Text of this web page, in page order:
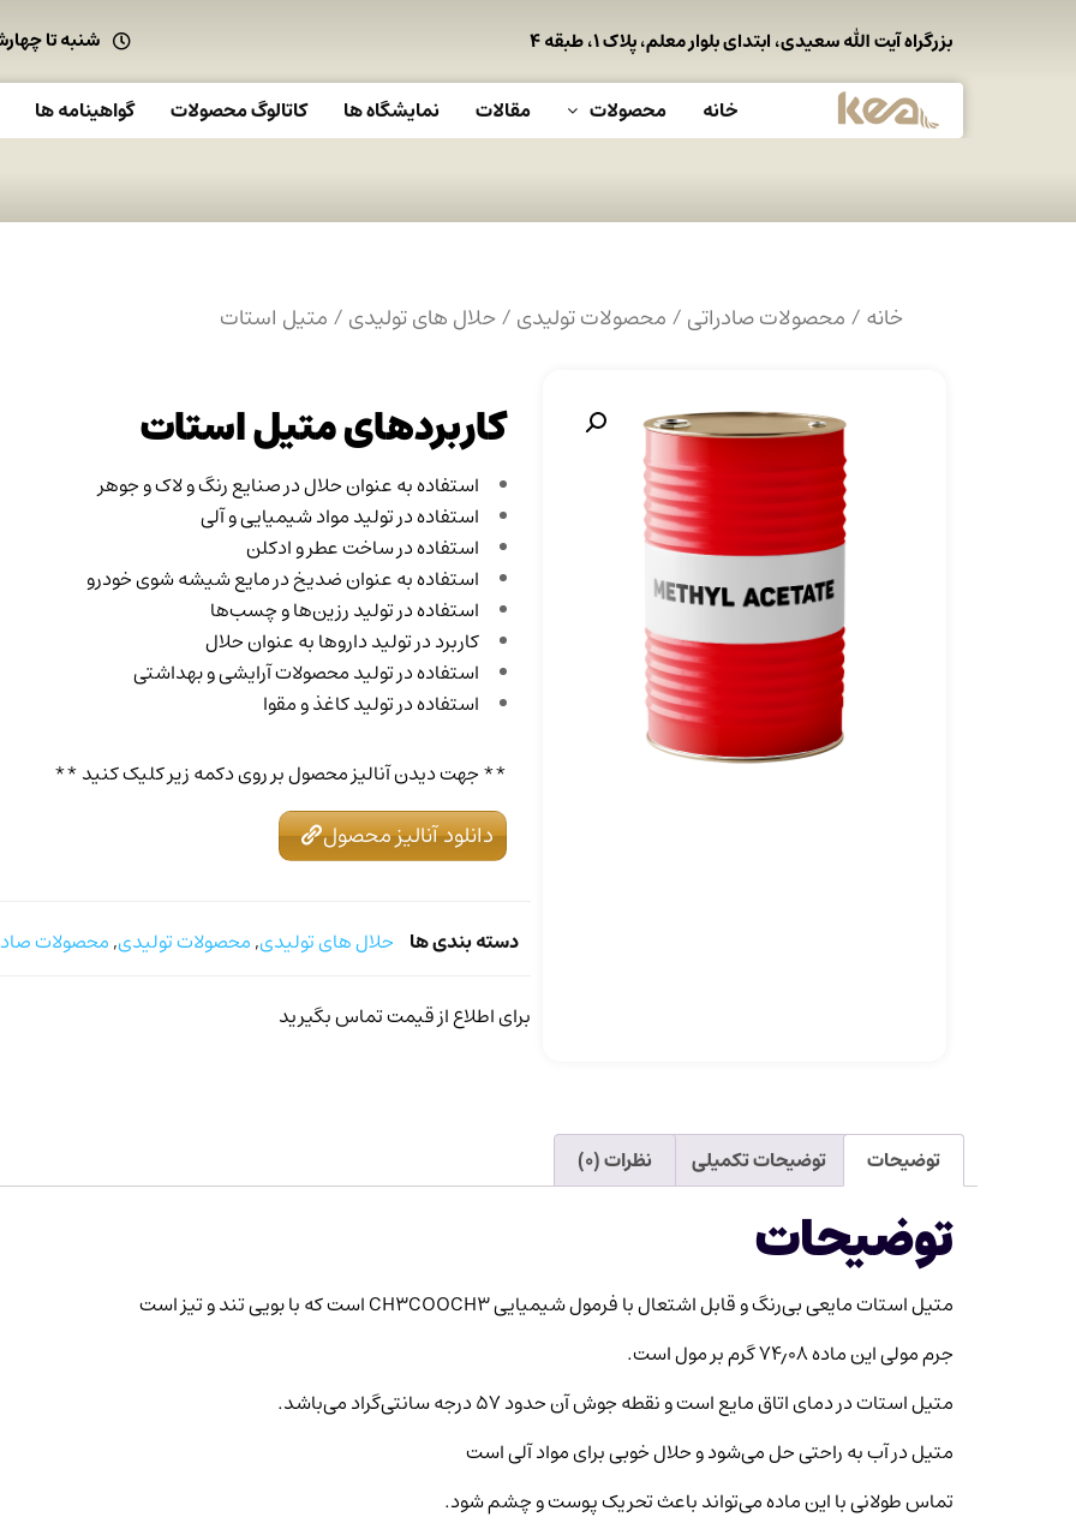
بزرگراه آیت الله سعیدی، ابتدای بلوار معلم، پلاک ۱، طبقه ۴ شنبه تا چهارشنبه :
خانه محصولات مقالات نمایشگاه ها کاتالوگ محصولات گواهینامه ها
خانه/محصولات صادراتی/محصولات تولیدی/حلال های تولیدی/ متیل استات
کاربردهای متیل استات
استفاده به عنوان حلال در صنایع رنگ و لاک و جوهر
استفاده در تولید مواد شیمیایی و آلی
استفاده در ساخت عطر و ادکلن
استفاده به عنوان ضدیخ در مایع شیشه شوی خودرو
استفاده در تولید رزین‌ها و چسب‌ها
کاربرد در تولید داروها به عنوان حلال
استفاده در تولید محصولات آرایشی و بهداشتی
استفاده در تولید کاغذ و مقوا
** جهت دیدن آنالیز محصول بر روی دکمه زیر کلیک کنید **
دانلود آنالیز محصول
دسته بندی ها حلال های تولیدی,محصولات تولیدی,محصولات
برای اطلاع از قیمت تماس بگیرید
توضیحات توضیحات تکمیلی نظرات (۰)
توضیحات
متیل استات مایعی بی‌رنگ و قابل اشتعال با فرمول شیمیایی CH3COOCH3 است که با بویی تند و تیز است
جرم مولی این ماده ۷۴٫۰۸ گرم بر مول است.
متیل استات در دمای اتاق مایع است و نقطه جوش آن حدود ۵۷ درجه سانتی‌گراد می‌باشد.
متیل در آب به راحتی حل می‌شود و حلال خوبی برای مواد آلی است
تماس طولانی با این ماده می‌تواند باعث تحریک پوست و چشم شود.